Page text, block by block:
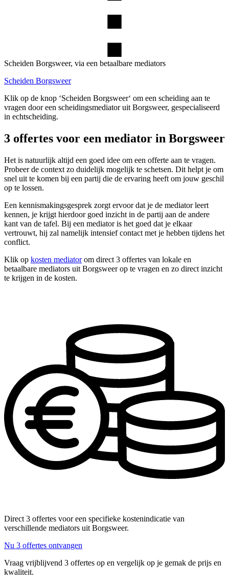
Scheiden Borgsweer, via een betaalbare mediators
Scheiden Borgsweer
Klik op de knop ‘Scheiden Borgsweer‘ om een scheiding aan te
vragen door een scheidingsmediator uit Borgsweer, gespecialiseerd
in echtscheiding.
3 offertes voor een mediator in Borgsweer
Het is natuurlijk altijd een goed idee om een offerte aan te vragen.
Probeer de context zo duidelijk mogelijk te schetsen. Dit helpt je om
snel uit te komen bij een partij die de ervaring heeft om jouw geschil
op te lossen.
Een kennismakingsgesprek zorgt ervoor dat je de mediator leert
kennen, je krijgt hierdoor goed inzicht in de partij aan de andere
kant van de tafel. Bij een mediator is het goed dat je elkaar
vertrouwt, hij zal namelijk intensief contact met je hebben tijdens het
conflict.
Klik op kosten mediatorom direct 3 offertes van lokale en
betaalbare mediators uit Borgsweer op te vragen en zo direct inzicht
te krijgen in de kosten.
Direct 3 offertes voor een specifieke kostenindicatie van
verschillende mediators uit Borgsweer.
Nu 3 offertes ontvangen
Vraag vrijblijvend 3 offertes op en vergelijk op je gemak de prijs en
kwaliteit.